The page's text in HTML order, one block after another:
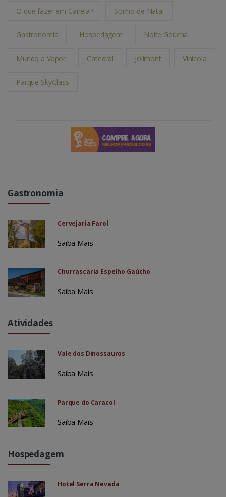
O que fazer em Canela? Sonho de Natal
Gastronomia Hospedagem Noite Gaúcha
Mundo a Vapor Catedral Jolimont Vinícola
Parque SkyGlass
Gastronomia
Cervejaria Farol
Saiba Mais
Churrascaria Espelho Gaúcho
Saiba Mais
Atividades
Vale dos Dinossauros
Saiba Mais
Parque do Caracol
Saiba Mais
Hospedagem
Hotel Serra Nevada